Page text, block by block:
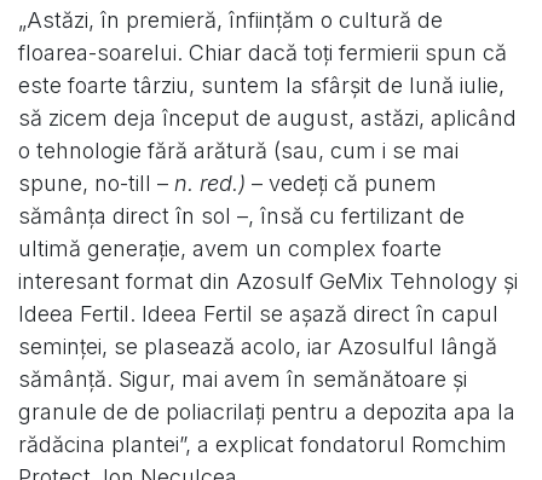
„Astăzi, în premieră, înființăm o cultură de
floarea-soarelui. Chiar dacă toți fermierii spun că
este foarte târziu, suntem la sfârșit de lună iulie,
să zicem deja început de august, astăzi, aplicând
o tehnologie fără arătură (sau, cum i se mai
spune, no-till – n. red.) – vedeți că punem
sămânța direct în sol –, însă cu fertilizant de
ultimă generație, avem un complex foarte
interesant format din Azosulf GeMix Tehnology și
Ideea Fertil. Ideea Fertil se așază direct în capul
seminței, se plasează acolo, iar Azosulful lângă
sămânță. Sigur, mai avem în semănătoare și
granule de de poliacrilați pentru a depozita apa la
rădăcina plantei”, a explicat fondatorul Romchim